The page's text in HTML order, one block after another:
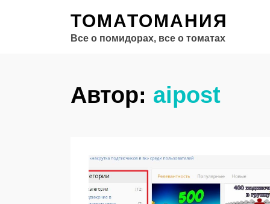
ТОМАТОМАНИЯ
Все о помидорах, все о томатах
Автор: aipost